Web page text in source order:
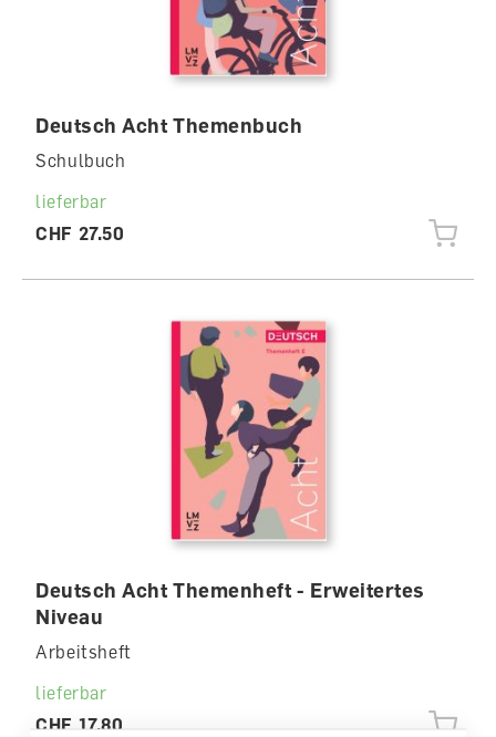
Deutsch Acht Themenbuch
Schulbuch
lieferbar
CHF 27.50
Deutsch Acht Themenheft - Erweitertes
Niveau
Arbeitsheft
lieferbar
CHF 17.80